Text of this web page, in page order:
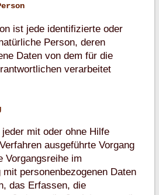
ist jede identifizierte oder
Person, deren
Daten von dem für die
verarbeitet
mit oder ohne Hilfe
ausgeführte Vorgang
Vorgangsreihe im
mit personenbezogenen Daten
das Erfassen, die